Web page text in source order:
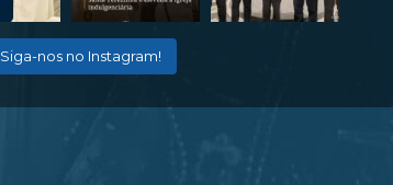
Siga-nos no Instagram!